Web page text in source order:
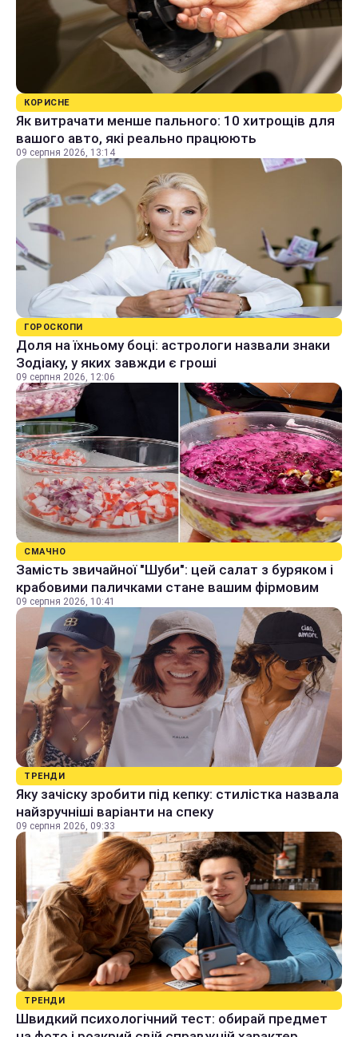
КОРИСНЕ
Як витрачати менше пального: 10 хитрощів для
вашого авто, які реально працюють
09 серпня 2026, 13:14
ГОРОСКОПИ
Доля на їхньому боці: астрологи назвали знаки
Зодіаку, у яких завжди є гроші
09 серпня 2026, 12:06
СМАЧНО
Замість звичайної "Шуби": цей салат з буряком і
крабовими паличками стане вашим фірмовим
09 серпня 2026, 10:41
ТРЕНДИ
Яку зачіску зробити під кепку: стилістка назвала
найзручніші варіанти на спеку
09 серпня 2026, 09:33
ТРЕНДИ
Швидкий психологічний тест: обирай предмет